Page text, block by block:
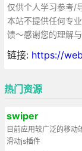
仅供个人学习参考/
本站不提供任何专
馈～感谢您的理解与
链接: https://
热门资源
swiper
目前应用较广泛的移动
滑动js插件